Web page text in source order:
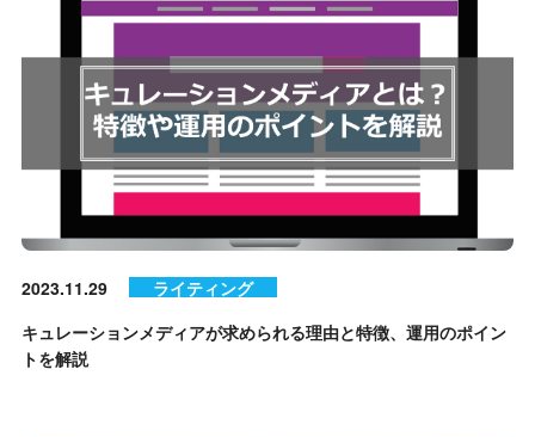
2023.11.29
ライティング
キュレーションメディアが求められる理由と特徴、運用のポイン
トを解説